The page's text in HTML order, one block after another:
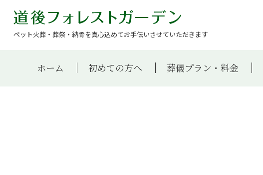
ペット火葬・葬祭・納骨を真心込めてお手伝いさせていただきます
ホーム 初めての方へ 葬儀プラン・料金